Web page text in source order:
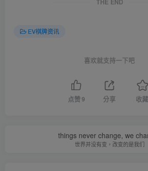
THE END
EV棋牌资讯
喜欢就支持一下吧
点赞9 分享 收藏
things never change, we
世界并没有变，改变的是我们